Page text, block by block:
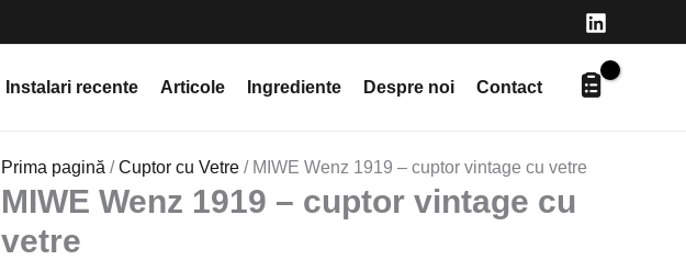
Instalari recente Articole Ingrediente Despre noi Contact
Prima pagină /Cuptor cu Vetre / MIWE Wenz 1919 – cuptor vintage cu vetre
MIWE Wenz 1919 – cuptor vintage cu
vetre
MIWE
1919
cu